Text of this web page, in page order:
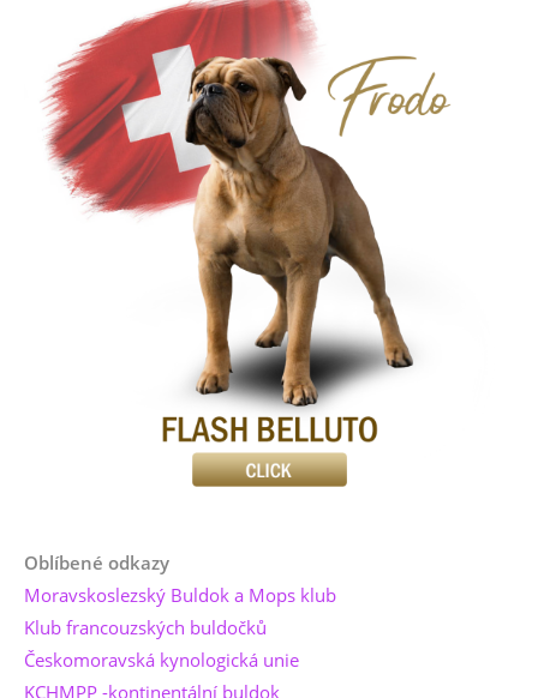
Oblíbené odkazy
Moravskoslezský Buldok a Mops klub
Klub francouzských buldočků
Českomoravská kynologická unie
KCHMPP -kontinentální buldok